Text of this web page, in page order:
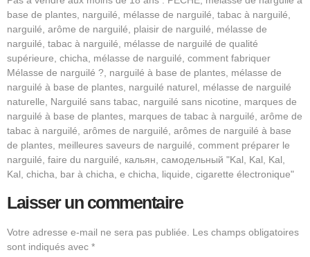
base de plantes, narguilé, mélasse de narguilé, tabac à narguilé,
narguilé, arôme de narguilé, plaisir de narguilé, mélasse de
narguilé, tabac à narguilé, mélasse de narguilé de qualité
supérieure, chicha, mélasse de narguilé, comment fabriquer
Mélasse de narguilé ?, narguilé à base de plantes, mélasse de
narguilé à base de plantes, narguilé naturel, mélasse de narguilé
naturelle, Narguilé sans tabac, narguilé sans nicotine, marques de
narguilé à base de plantes, marques de tabac à narguilé, arôme de
tabac à narguilé, arômes de narguilé, arômes de narguilé à base
de plantes, meilleures saveurs de narguilé, comment préparer le
narguilé, faire du narguilé, кальян, самодельный "Kal, Kal, Kal,
Kal, chicha, bar à chicha, e chicha, liquide, cigarette électronique"
Laisser un commentaire
Votre adresse e-mail ne sera pas publiée.
Les champs obligatoires
sont indiqués avec *